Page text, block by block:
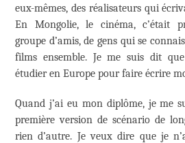
eux-mêmes, des réalisateurs qui
En Mongolie, le cinéma, c’était
groupe d’amis, de gens qui se
films ensemble. Je me suis dit que
étudier en Europe pour faire écrire
Quand j’ai eu mon diplôme, je me
première version de scénario de
rien d’autre. Je veux dire que je